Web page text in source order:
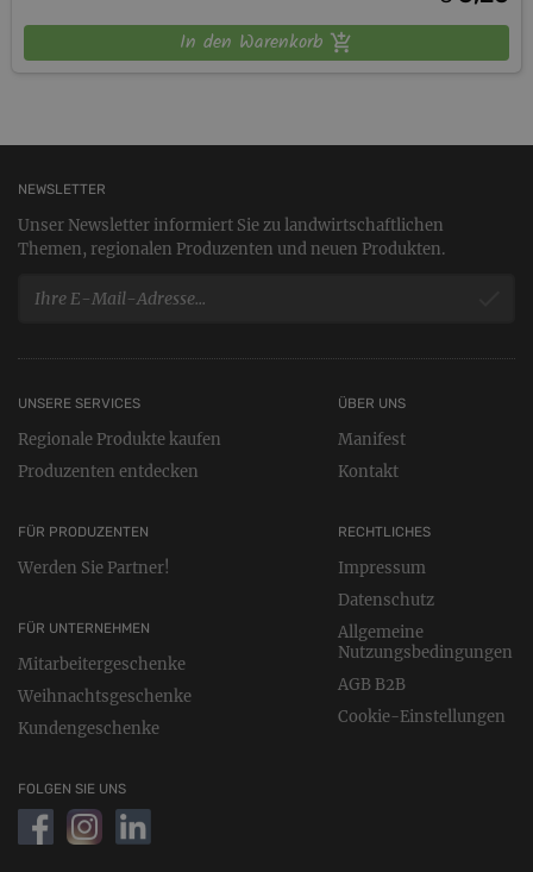
In den Warenkorb
NEWSLETTER
Unser Newsletter informiert Sie zu landwirtschaftlichen
Themen, regionalen Produzenten und neuen Produkten.
UNSERE SERVICES
Regionale Produkte kaufen
Produzenten entdecken
FÜR PRODUZENTEN
Werden Sie Partner!
FÜR UNTERNEHMEN
Mitarbeitergeschenke
Weihnachtsgeschenke
Kundengeschenke
RECHTLICHES
Impressum
Datenschutz
Allgemeine
Nutzungsbedingungen
AGB B2B
Cookie-Einstellungen
ÜBER UNS
Manifest
Kontakt
FOLGEN SIE UNS